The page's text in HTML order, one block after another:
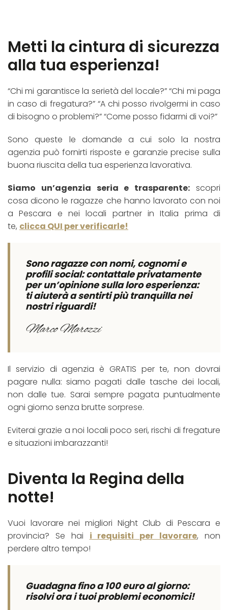
Metti la cintura di sicurezza
alla tua esperienza!
“Chi mi garantisce la serietà del locale?” “Chi mi paga
in caso di fregatura?” “A chi posso rivolgermi in caso
di bisogno o problemi?” “Come posso fidarmi di voi?”
Sono queste le domande a cui solo la nostra
agenzia può fornirti risposte e garanzie precise sulla
buona riuscita della tua esperienza lavorativa.
Siamo un’agenzia seria e trasparente: scopri
cosa dicono le ragazze che hanno lavorato con noi
a Pescara e nei locali partner in Italia prima di
te, clicca QUI per verificarle!
Sono ragazze con nomi, cognomi e
profili social: contattale privatamente
per un’opinione sulla loro esperienza:
ti aiuterà a sentirti più tranquilla nei
nostri riguardi!
Marco Marozzi
Il servizio di agenzia è GRATIS per te, non dovrai
pagare nulla: siamo pagati dalle tasche dei locali,
non dalle tue. Sarai sempre pagata puntualmente
ogni giorno senza brutte sorprese.
Eviterai grazie a noi locali poco seri, rischi di fregature
e situazioni imbarazzanti!
Diventa la Regina della
notte!
Vuoi lavorare nei migliori Night Club di Pescara e
provincia? Se hai i requisiti per lavorare, non
perdere altro tempo!
Guadagna fino a 100 euro al giorno:
risolvi ora i tuoi problemi economici!